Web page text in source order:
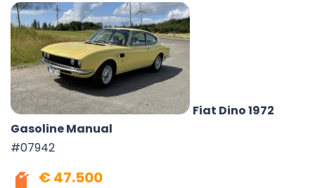
Fiat Dino 1972
Gasoline Manual
#07942
€ 47.500